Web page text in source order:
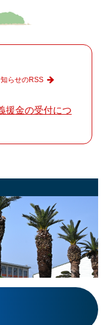
援金の受付につ
らせのRSS